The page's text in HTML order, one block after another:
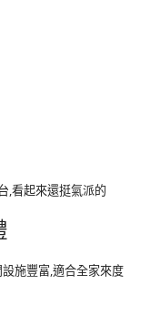
,看起來還挺氣派的